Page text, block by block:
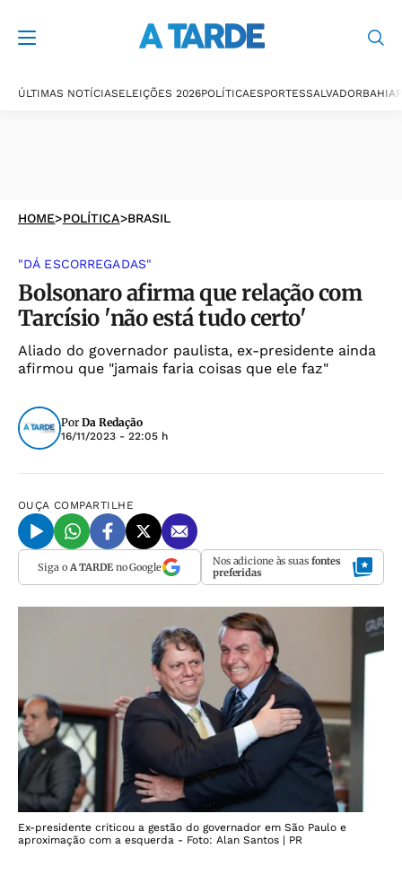
ÚLTIMAS NOTÍCIASELEIÇÕES 2026POLÍTICAESPORTESSALVADORBAHIA
HOME>POLÍTICA>BRASIL
"DÁ ESCORREGADAS"
Bolsonaro afirma que relação com
Tarcísio 'não está tudo certo'
Aliado do governador paulista, ex-presidente ainda
afirmou que "jamais faria coisas que ele faz"
Por Da Redação
16/11/2023 - 22:05 h
OUÇA COMPARTILHE
Siga o A TARDEno Google Nos adicione às suas fontes
preferidas
Ex-presidente criticou a gestão do governador em São Paulo e
aproximação com a esquerda - Foto: Alan Santos | PR